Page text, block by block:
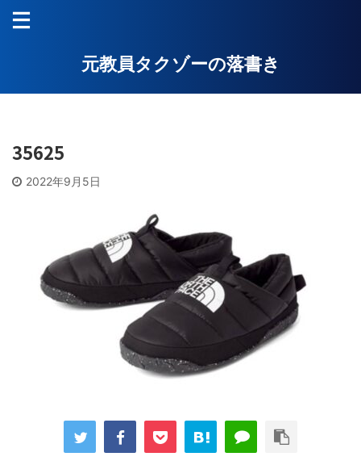
元教員タクゾーの落書き
35625
2022年9月5日